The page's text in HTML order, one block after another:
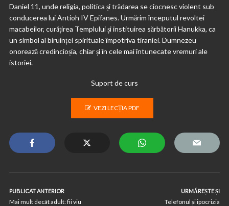
Daniel 11, unde religia, politica și trădarea se ciocnesc violent sub
conducerea lui Antioh IV Epifanes. Urmărim începutul revoltei
macabeilor, curățirea Templului și instituirea sărbătorii Hanukka, ca
un simbol al biruinței spirituale împotriva tiraniei. Dumnezeu
onorează credincioșia, chiar și în cele mai întunecate vremuri ale
istoriei.
Suport de curs
VEZI LECȚIA PDF
PUBLICAT ANTERIOR
Mai mult decât adult: fii viu
URMĂREȘTE ȘI
Telefonul și ipocrizia